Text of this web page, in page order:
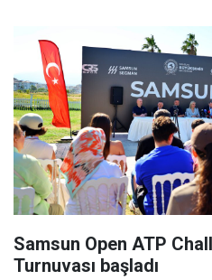
Samsun Open ATP
Turnuvası başladı